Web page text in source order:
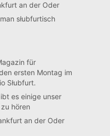
an der Oder
słubfurtisch
für
ersten Montag im
Słubfurt.
es einige unser
hören
an der Oder